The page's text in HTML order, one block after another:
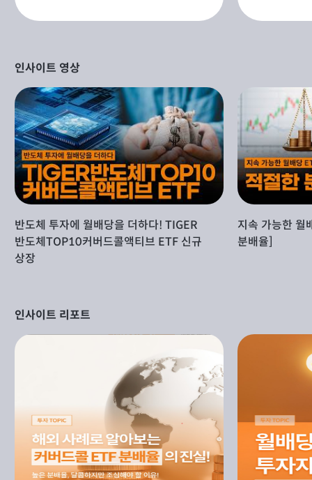
인사이트 영상
반도체 투자에 월배당을 더하다! TIGER
반도체TOP10커버드콜액티브 ETF 신규
상장
지속 가능한 월
분배율]
인사이트 리포트